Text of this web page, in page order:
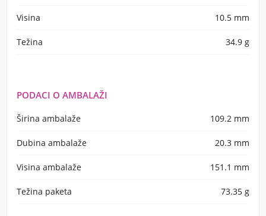
Visina 10.5 mm
Težina 34.9 g
PODACI O AMBALAŽI
Širina ambalaže 109.2 mm
Dubina ambalaže 20.3 mm
Visina ambalaže 151.1 mm
Težina paketa 73.35 g